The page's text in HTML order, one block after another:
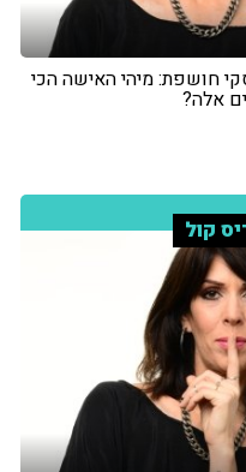
חושפת: מיהי האישה הכי
אלה?
קול